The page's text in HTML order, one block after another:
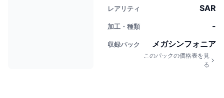
レアリティ SAR
加工・種類 -
収録パック メガシンフォニア
このパックの価格表を見
る